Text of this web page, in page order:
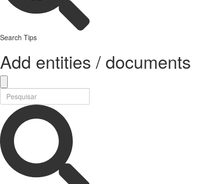
Search Tips
Add entities / documents